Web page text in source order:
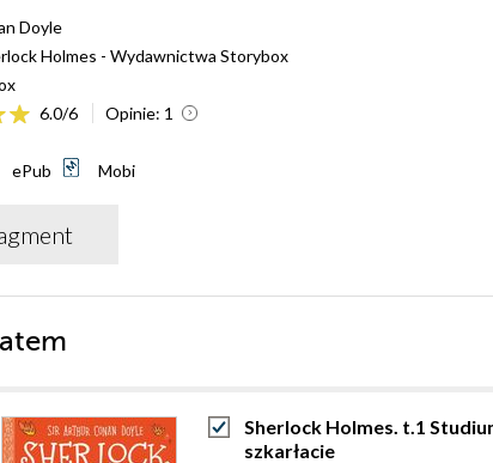
Doyle
Holmes - Wydawnictwa Storybox
6.0/6 Opinie: 1
ePub Mobi
Sherlock Holmes. t.1
szkarłacie